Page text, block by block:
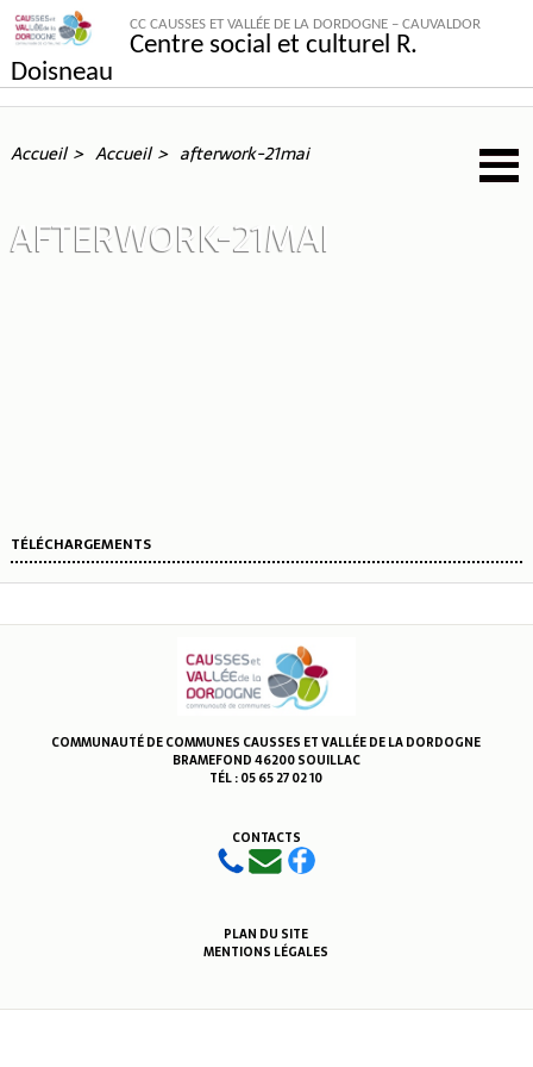
CC CAUSSES ET VALLÉE DE LA DORDOGNE – CAUVALDOR
Centre social et culturel R.
Doisneau
Accueil Accueil afterwork-21mai
AFTERWORK-21MAI
TÉLÉCHARGEMENTS
COMMUNAUTÉ DE COMMUNES CAUSSES ET VALLÉE DE LA DORDOGNE
BRAMEFOND 46200 SOUILLAC
TÉL : 05 65 27 02 10
CONTACTS
PLAN DU SITE
MENTIONS LÉGALES